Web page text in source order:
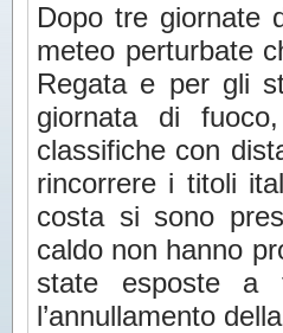
Dopo tre giornate
meteo perturbate
Regata e per gli
giornata di
classifiche con
rincorrere i titoli
costa si sono
caldo non hanno
state esposte a
l’annullamento